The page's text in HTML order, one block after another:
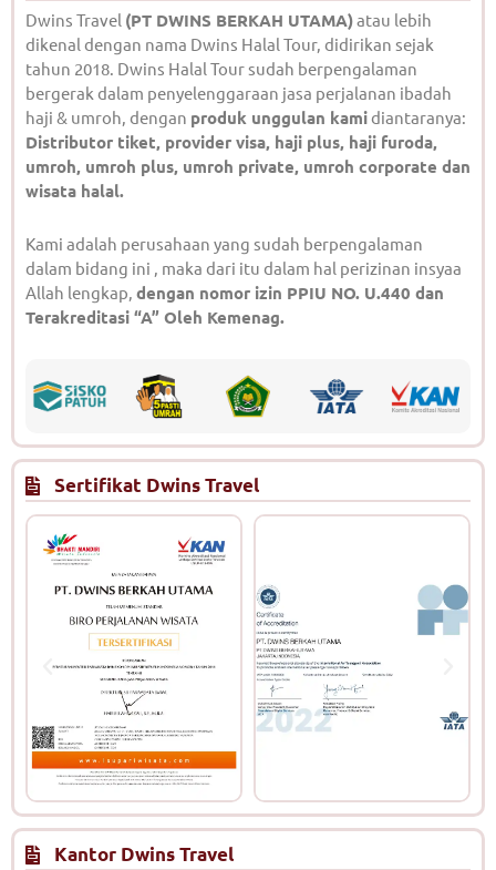
Dwins Travel (PT DWINS BERKAH UTAMA)atau lebih
dikenal dengan nama Dwins Halal Tour, didirikan sejak
tahun 2018. Dwins Halal Tour sudah berpengalaman
bergerak dalam penyelenggaraan jasa perjalanan ibadah
haji & umroh, dengan produk unggulan kamidiantaranya:
Distributor tiket, provider visa, haji plus, haji furoda,
umroh, umroh plus, umroh private, umroh corporate dan
wisata halal.
Kami adalah perusahaan yang sudah berpengalaman
dalam bidang ini , maka dari itu dalam hal perizinan insyaa
Allah lengkap, dengan nomor izin PPIU NO. U.440 dan
Terakreditasi “A” Oleh Kemenag.
Sertifikat Dwins Travel
Kantor Dwins Travel